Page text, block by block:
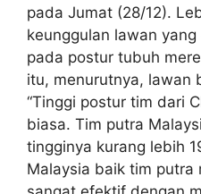
pada Jumat (28/12).
keunggulan lawan
pada postur tubuh
itu, menurutnya, lawan
“Tinggi postur tim dari
biasa. Tim putra
tingginya kurang lebih
Malaysia baik tim putra